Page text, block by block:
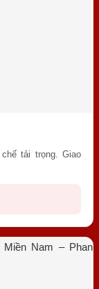
tải trọng. Giao